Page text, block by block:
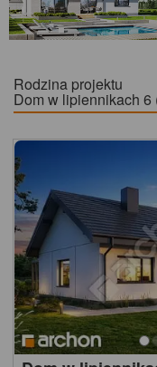
Rodzina projektu
Dom w lipiennikach 6